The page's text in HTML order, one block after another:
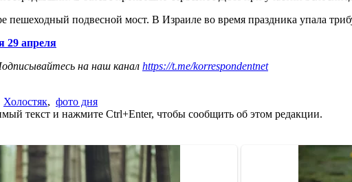
подвесной мост. В Израиле во время праздника упала
29 апреля
на наш канал https://t.me/korrespondentnet
Холостяк, фото дня
текст и нажмите Ctrl+Enter, чтобы сообщить об этом редакции.